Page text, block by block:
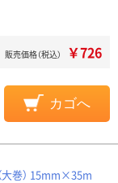
販売価格（税込） ￥726
カゴへ
大巻） 15mm×35m